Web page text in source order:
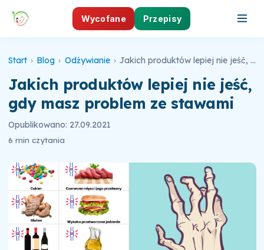
Wycofane Przepisy
Start › Blog › Odżywianie › Jakich produktów lepiej nie jeść, gdy masz problem ze stawami
Jakich produktów lepiej nie jeść,
gdy masz problem ze stawami
Opublikowano: 27.09.2021
6 min czytania